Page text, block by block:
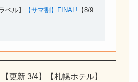
ベル】 【サマ割】FINAL! 【8/9
【更新 3/4】【札幌ホテル】